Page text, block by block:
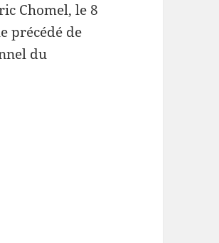
Chomel, le 8
précédé de
du